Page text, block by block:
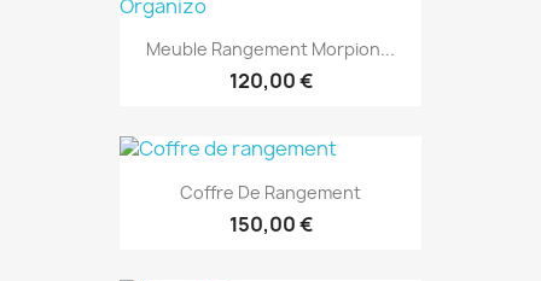
Meuble Rangement Morpion...
120,00 €
Coffre De Rangement
150,00 €